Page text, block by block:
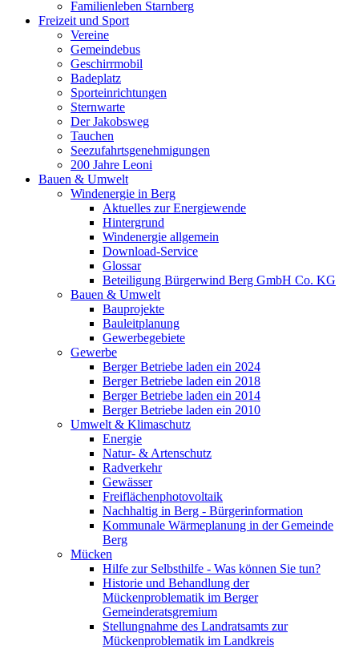
Familienleben Starnberg
Freizeit und Sport
Vereine
Gemeindebus
Geschirrmobil
Badeplatz
Sporteinrichtungen
Sternwarte
Der Jakobsweg
Tauchen
Seezufahrtsgenehmigungen
200 Jahre Leoni
Bauen & Umwelt
Windenergie in Berg
Aktuelles zur Energiewende
Hintergrund
Windenergie allgemein
Download-Service
Glossar
Beteiligung Bürgerwind Berg GmbH Co. KG
Bauen & Umwelt
Bauprojekte
Bauleitplanung
Gewerbegebiete
Gewerbe
Berger Betriebe laden ein 2024
Berger Betriebe laden ein 2018
Berger Betriebe laden ein 2014
Berger Betriebe laden ein 2010
Umwelt & Klimaschutz
Energie
Natur- & Artenschutz
Radverkehr
Gewässer
Freiflächenphotovoltaik
Nachhaltig in Berg - Bürgerinformation
Kommunale Wärmeplanung in der Gemeinde
Berg
Mücken
Hilfe zur Selbsthilfe - Was können Sie tun?
Historie und Behandlung der
Mückenproblematik im Berger
Gemeinderatsgremium
Stellungnahme des Landratsamts zur
Mückenproblematik im Landkreis